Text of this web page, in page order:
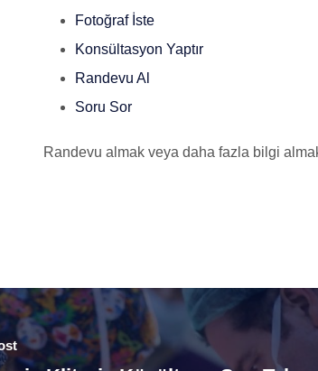
Fotoğraf İste
Konsültasyon Yaptır
Randevu Al
Soru Sor
Randevu almak veya daha fazla bilgi